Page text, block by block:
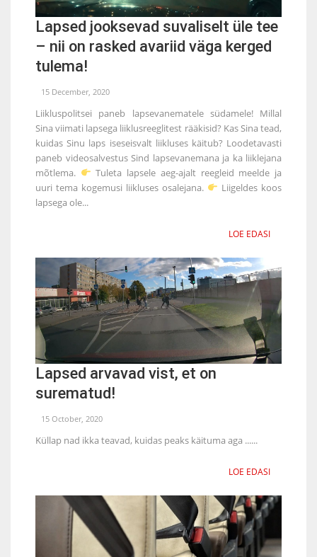
Lapsed jooksevad suvaliselt üle tee
– nii on rasked avariid väga kerged
tulema!
15 December, 2020
Liikluspolitsei paneb lapsevanematele südamele! Millal
Sina viimati lapsega liiklusreeglitest rääkisid? Kas Sina tead,
kuidas Sinu laps iseseisvalt liikluses käitub? Loodetavasti
paneb videosalvestus Sind lapsevanemana ja ka liiklejana
mõtlema.
Tuleta lapsele aeg-ajalt reegleid meelde ja
uuri tema kogemusi liikluses osalejana.
Liigeldes koos
lapsega ole...
LOE EDASI
Lapsed arvavad vist, et on
surematud!
15 October, 2020
Küllap nad ikka teavad, kuidas peaks käituma aga ......
LOE EDASI